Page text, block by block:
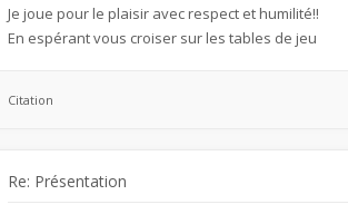
Je joue pour le plaisir avec respect et humilité!!
En espérant vous croiser sur les tables de jeu
Citation
Re: Présentation